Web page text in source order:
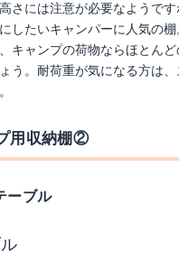
さには注意が必要なようです
したいキャンパーに人気の
キャンプの荷物ならほとん
う。耐荷重が気になる方は、
用収納棚②
ーブル